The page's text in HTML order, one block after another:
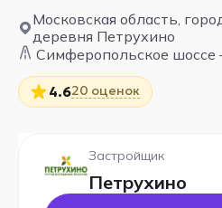
Московская область,
деревня Петрухино
Симферопольское шоссе
4.620 оценок
Застройщик
Петрухино